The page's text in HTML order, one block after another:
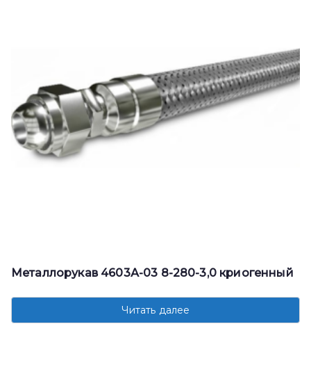
Металлорукав 4603А-03 8-280-3,0 криогенный
Читать далее